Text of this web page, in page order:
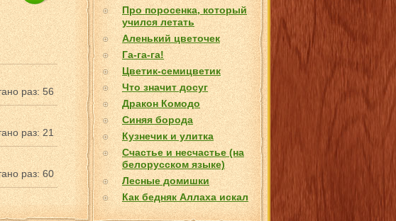
Про поросенка, который
учился летать
Аленький цветочек
Га-га-га!
Цветик-семицветик
Что значит досуг
Дракон Комодо
Синяя борода
Кузнечик и улитка
Счастье и несчастье (на
белорусском языке)
Лесные домишки
Как бедняк Аллаха искал
раз: 56
раз: 21
раз: 60